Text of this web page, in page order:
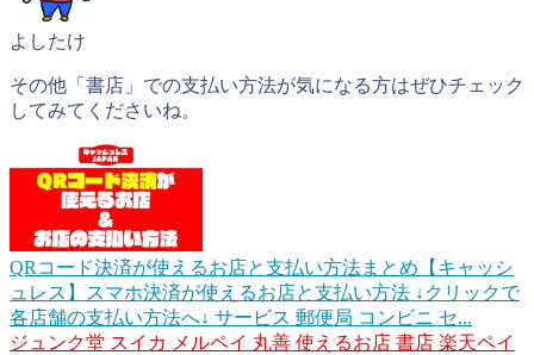
よしたけ
その他「書店」での支払い方法が気になる方はぜひチェック
してみてくださいね。
QRコード決済が使えるお店と支払い方法まとめ【キャッシ
ュレス】
スマホ決済が使えるお店と支払い方法 ↓クリックで
各店舗の支払い方法へ↓ サービス 郵便局 コンビニ セ...
ジュンク堂 スイカ メルペイ 丸善 使えるお店 書店 楽天ペイ